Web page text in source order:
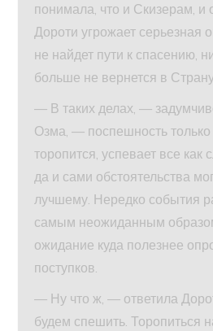
понимала, что и Скизерам, и
Дороти угрожает серьезная
не найдет пути к спасению,
больше не вернется в
— В таких делах, —
Озма, — поспешность только
торопится, успевает все как
да и сами обстоятельства
лучшему. Нередко события
самым неожиданным
ожидание куда полезнее
поступков.
— Ну что ж, — ответила
будем спешить. Торопиться